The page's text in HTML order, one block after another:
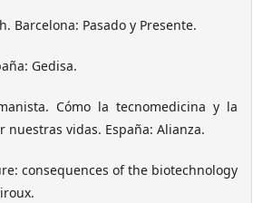
Barcelona: Pasado y Presente.
Gedisa.
Cómo la tecnomedicina y la
vidas. España: Alianza.
consequences of the biotechnology